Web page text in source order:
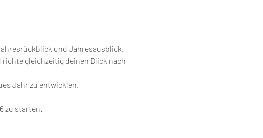
und Jahresausblick.
richte gleichzeitig deinen Blick nach
Jahr zu entwicklen.
zu starten.